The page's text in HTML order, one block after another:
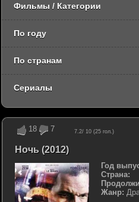
18 7 7.2/ 10 (25 гол.)
Ночь (2012)
Год
Страна:
Жанр:
Фильмы / Категории
По году
По странам
Сериалы